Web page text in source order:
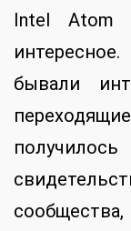
Intel Atom
бывали